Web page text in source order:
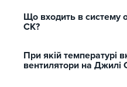
Що входить в систему
СК?
При якій температурі
вентилятори на Джилі